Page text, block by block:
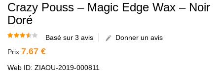
Crazy Pouss – Magic Edge Wax – Noir
Doré
Basé sur 3 avis
Donner un avis
Prix:7.67 €
Web ID: ZIAOU-2019-000811